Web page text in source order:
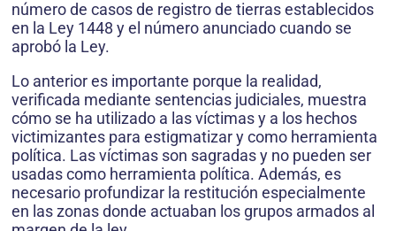
número de casos de registro de tierras establecidos
en la Ley 1448 y el número anunciado cuando se
aprobó la Ley.
Lo anterior es importante porque la realidad,
verificada mediante sentencias judiciales, muestra
cómo se ha utilizado a las víctimas y a los hechos
victimizantes para estigmatizar y como herramienta
política. Las víctimas son sagradas y no pueden ser
usadas como herramienta política. Además, es
necesario profundizar la restitución especialmente
en las zonas donde actuaban los grupos armados al